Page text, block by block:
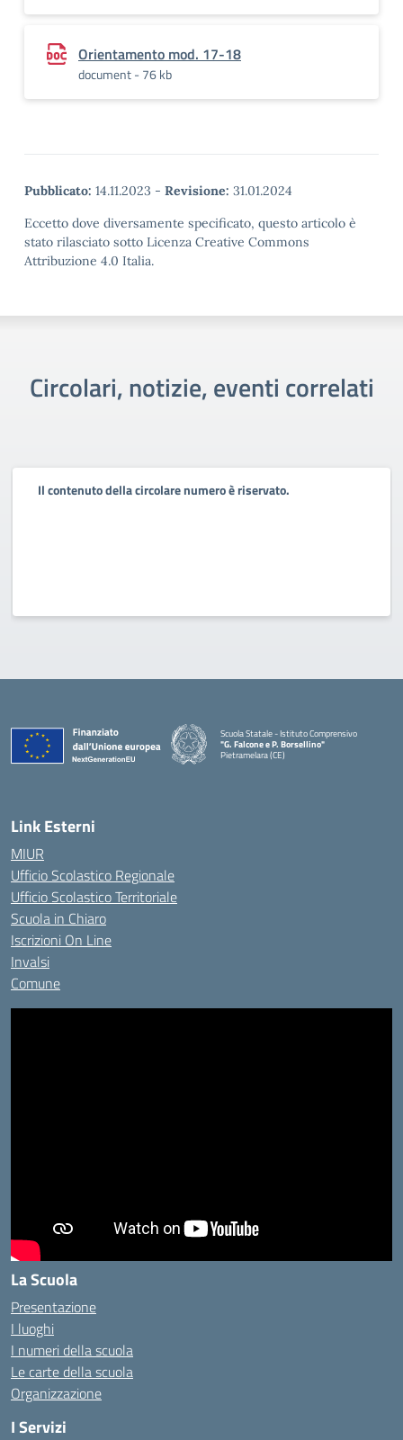
Orientamento mod. 17-18
document - 76 kb
Pubblicato: 14.11.2023 - Revisione: 31.01.2024
Eccetto dove diversamente specificato, questo articolo è
stato rilasciato sotto Licenza Creative Commons
Attribuzione 4.0 Italia.
Circolari, notizie, eventi correlati
Il contenuto della circolare numero è riservato.
Scuola Statale - Istituto Comprensivo
"G. Falcone e P. Borsellino"
Pietramelara (CE)
Link Esterni
MIUR
Ufficio Scolastico Regionale
Ufficio Scolastico Territoriale
Scuola in Chiaro
Iscrizioni On Line
Invalsi
Comune
La Scuola
Presentazione
I luoghi
I numeri della scuola
Le carte della scuola
Organizzazione
I Servizi